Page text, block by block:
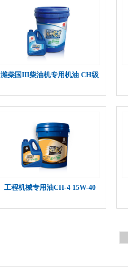
潍柴国III柴油机专用机油 CH级
工程机械专用油CH-4 15W-40